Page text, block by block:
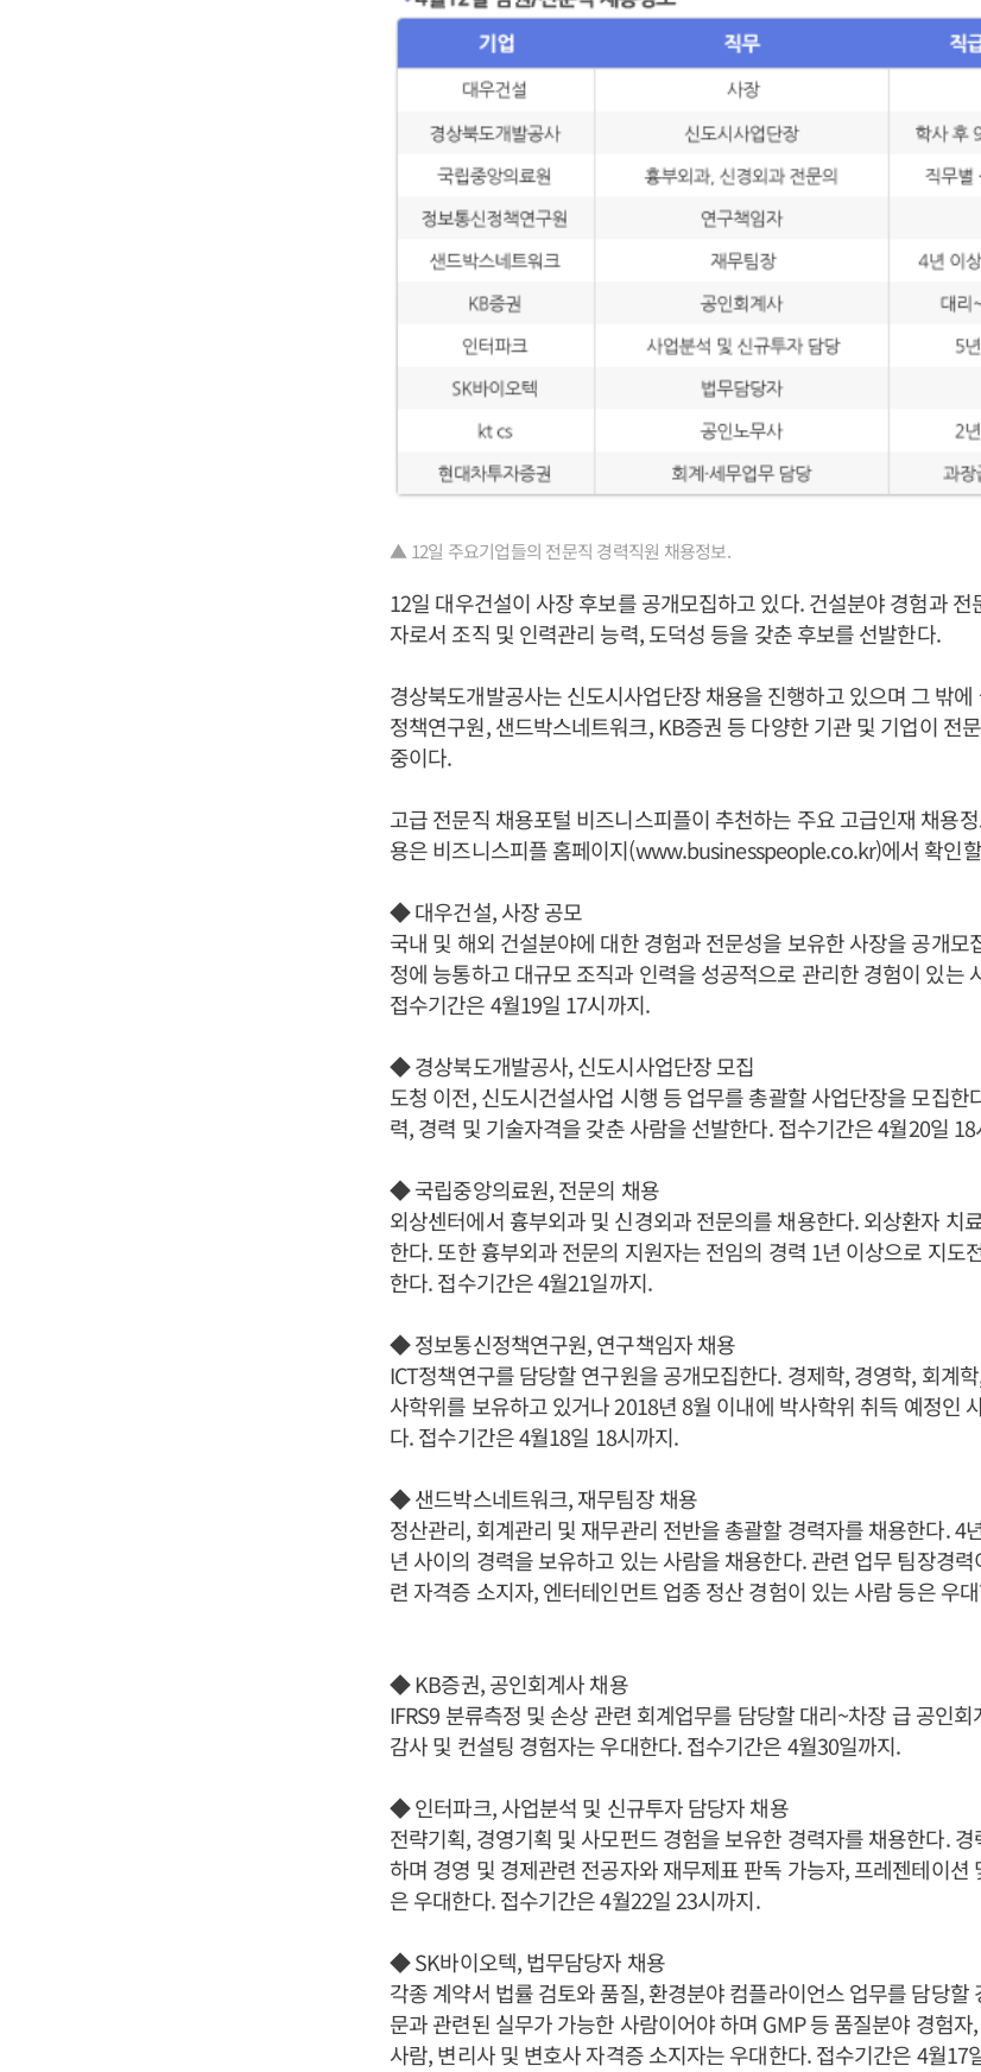
▲ 12일 주요기업들의 전문직 경력직원 채용정보.
12일 대우건설이 사장 후보를 공개모집하고 있다. 건설분야 경험과
자로서 조직 및 인력관리 능력, 도덕성 등을 갖춘 후보를 선발한다.
경상북도개발공사는 신도시사업단장 채용을 진행하고 있으며 그 밖
정책연구원, 샌드박스네트워크, KB증권 등 다양한 기관 및 기업이 전
중이다.
고급 전문직 채용포털 비즈니스피플이 추천하는 주요 고급인재 채용
용은 비즈니스피플 홈페이지(www.businesspeople.co.kr)에서 확인
◆ 대우건설, 사장 공모
국내 및 해외 건설분야에 대한 경험과 전문성을 보유한 사장을 공개모
정에 능통하고 대규모 조직과 인력을 성공적으로 관리한 경험이 있는
접수기간은 4월19일 17시까지.
◆ 경상북도개발공사, 신도시사업단장 모집
도청 이전, 신도시건설사업 시행 등 업무를 총괄할 사업단장을 모집한
력, 경력 및 기술자격을 갖춘 사람을 선발한다. 접수기간은 4월20일
◆ 국립중앙의료원, 전문의 채용
외상센터에서 흉부외과 및 신경외과 전문의를 채용한다. 외상환자 치
한다. 또한 흉부외과 전문의 지원자는 전임의 경력 1년 이상으로 지도
한다. 접수기간은 4월21일까지.
◆ 정보통신정책연구원, 연구책임자 채용
ICT정책연구를 담당할 연구원을 공개모집한다. 경제학, 경영학, 회계
사학위를 보유하고 있거나 2018년 8월 이내에 박사학위 취득 예정인
다. 접수기간은 4월18일 18시까지.
◆ 샌드박스네트워크, 재무팀장 채용
정산관리, 회계관리 및 재무관리 전반을 총괄할 경력자를 채용한다. 4
년 사이의 경력을 보유하고 있는 사람을 채용한다. 관련 업무 팀장경
련 자격증 소지자, 엔터테인먼트 업종 정산 경험이 있는 사람 등은 우
◆ KB증권, 공인회계사 채용
IFRS9 분류측정 및 손상 관련 회계업무를 담당할 대리~차장 급 공인
감사 및 컨설팅 경험자는 우대한다. 접수기간은 4월30일까지.
◆ 인터파크, 사업분석 및 신규투자 담당자 채용
전략기획, 경영기획 및 사모펀드 경험을 보유한 경력자를 채용한다.
하며 경영 및 경제관련 전공자와 재무제표 판독 가능자, 프레젠테이션
은 우대한다. 접수기간은 4월22일 23시까지.
◆ SK바이오텍, 법무담당자 채용
각종 계약서 법률 검토와 품질, 환경분야 컴플라이언스 업무를 담당할
문과 관련된 실무가 가능한 사람이어야 하며 GMP 등 품질분야 경험
사람, 변리사 및 변호사 자격증 소지자는 우대한다. 접수기간은 4월17